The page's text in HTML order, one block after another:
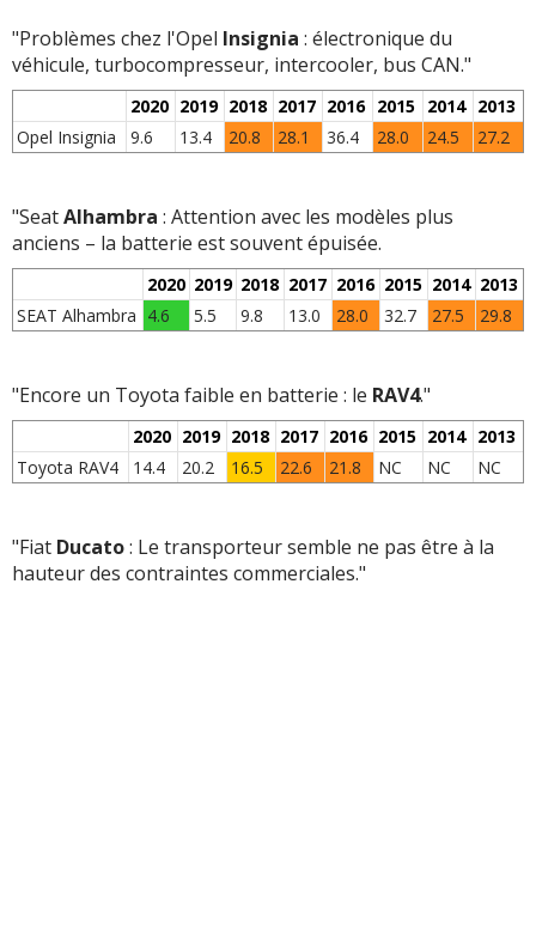
"Problèmes chez l'Opel Insignia : électronique du
véhicule, turbocompresseur, intercooler, bus CAN."
2020 2019 2018 2017 2016 2015 2014 2013
Opel Insignia
9.6 13.4 20.8 28.1 36.4 28.0 24.5 27.2
"SeatAlhambra : Attention avec les modèles plus
anciens – la batterie est souvent épuisée.
2020 2019 2018 2017 2016 2015 2014 2013
SEAT Alhambra 4.6 5.5 9.8 13.0 28.0 32.7 27.5 29.8
"Encore un Toyota faible en batterie : le RAV4."
2020 2019 2018 2017 2016 2015 2014 2013
Toyota RAV4
14.4 20.2 16.5 22.6 21.8 NC NC NC
"Fiat Ducato: Le transporteur semble ne pas être à la
hauteur des contraintes commerciales."